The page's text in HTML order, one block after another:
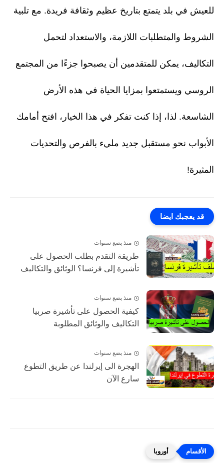
للعيش في بلد يتمتع بتاريخ عظيم وثقافة فريدة. مع تلبية
الشروط والمتطلبات اللازمة، والاستعداد لتحمل
التكاليف، يمكن للمتقدمين أن يصبحوا جزءًا من المجتمع
الروسي ويستمتعوا بمزايا الحياة في هذه الأرض
الشاسعة. لذا، إذا كنت تفكر في هذا الخيار، افتح أمامك
الأبواب نحو مستقبل جديد مليء بالفرص والتحديات
المثيرة!
قد يعجبك ايضا
منذ بضع سنوات
طريقة التقدم بطلب الحصول على
تأشيرة إلى فرنسا؟ الوثائق والتكاليف
منذ بضع سنوات
كيفية الحصول على تأشيرة صربيا
التكاليف والوثائق المطلوبة
منذ بضع سنوات
الهجرة الى إيرلندا عن طريق التطوع
سارع الآن
أوروبا